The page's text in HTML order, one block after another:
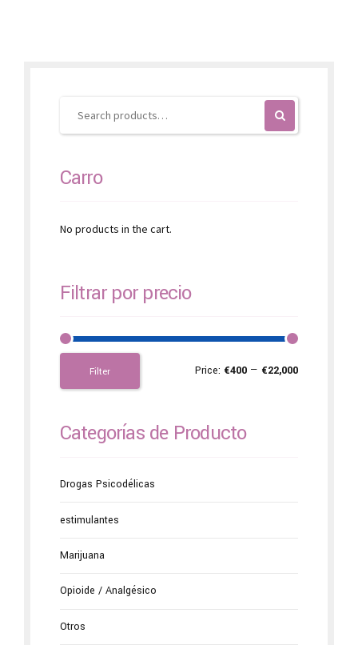
product
Carro
No products in the cart.
Filtrar por precio
Filter Price: €400 — €22,000
Categorías de Producto
Drogas Psicodélicas
estimulantes
Marijuana
Opioide / Analgésico
Otros